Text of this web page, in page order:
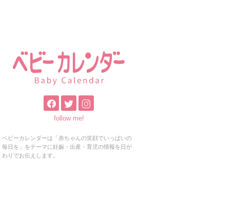
follow me!
ベビーカレンダーは「赤ちゃんの笑顔でいっぱいの
毎日を」をテーマに妊娠・出産・育児の情報を日が
わりでお伝えします。